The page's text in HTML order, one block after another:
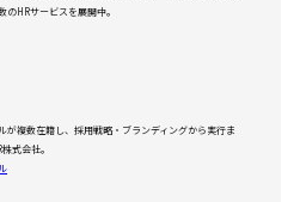
HRサービスを展開中。
が複数在籍し、採用戦略・ブランディングから実行ま
式会社。